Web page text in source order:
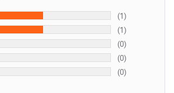
(1)
(1)
(0)
(0)
(0)